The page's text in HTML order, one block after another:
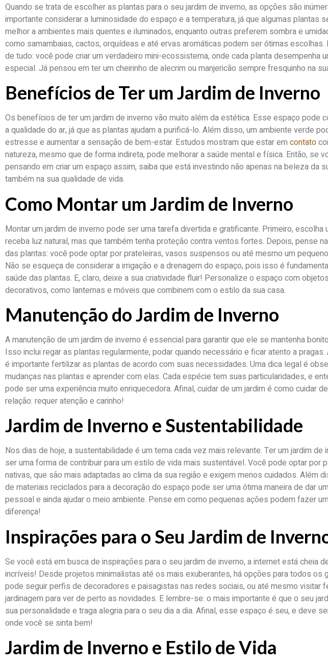
Quando se trata de escolher as plantas para o seu jardim de inverno, as opções são
importante considerar a luminosidade do espaço e a temperatura, já que algumas plantas
melhor a ambientes mais quentes e iluminados, enquanto outras preferem sombra e
como samambaias, cactos, orquídeas e até ervas aromáticas podem ser ótimas escolhas.
de tudo: você pode criar um verdadeiro mini-ecossistema, onde cada planta desempenha
especial. Já pensou em ter um cheirinho de alecrim ou manjericão sempre fresquinho na
Benefícios de Ter um Jardim de Inverno
Os benefícios de ter um jardim de inverno vão muito além da estética. Esse espaço pode
a qualidade do ar, já que as plantas ajudam a purificá-lo. Além disso, um ambiente verde
estresse e aumentar a sensação de bem-estar. Estudos mostram que estar em contato
natureza, mesmo que de forma indireta, pode melhorar a saúde mental e física. Então, se
pensando em criar um espaço assim, saiba que está investindo não apenas na beleza da
também na sua qualidade de vida.
Como Montar um Jardim de Inverno
Montar um jardim de inverno pode ser uma tarefa divertida e gratificante. Primeiro, escolha
receba luz natural, mas que também tenha proteção contra ventos fortes. Depois, pense
das plantas: você pode optar por prateleiras, vasos suspensos ou até mesmo um
Não se esqueça de considerar a irrigação e a drenagem do espaço, pois isso é
saúde das plantas. E, claro, deixe a sua criatividade fluir! Personalize o espaço com objetos
decorativos, como lanternas e móveis que combinem com o estilo da sua casa.
Manutenção do Jardim de Inverno
A manutenção de um jardim de inverno é essencial para garantir que ele se mantenha
Isso inclui regar as plantas regularmente, podar quando necessário e ficar atento a
é importante fertilizar as plantas de acordo com suas necessidades. Uma dica legal é
mudanças nas plantas e aprender com elas. Cada espécie tem suas particularidades, e
pode ser uma experiência muito enriquecedora. Afinal, cuidar de um jardim é como cuidar
relação: requer atenção e carinho!
Jardim de Inverno e Sustentabilidade
Nos dias de hoje, a sustentabilidade é um tema cada vez mais relevante. Ter um jardim de
ser uma forma de contribuir para um estilo de vida mais sustentável. Você pode optar por
nativas, que são mais adaptadas ao clima da sua região e exigem menos cuidados. Além
de materiais reciclados para a decoração do espaço pode ser uma ótima maneira de dar
pessoal e ainda ajudar o meio ambiente. Pense em como pequenas ações podem fazer
diferença!
Inspirações para o Seu Jardim de
Se você está em busca de inspirações para o seu jardim de inverno, a internet está cheia
incríveis! Desde projetos minimalistas até os mais exuberantes, há opções para todos os
pode seguir perfis de decoradores e paisagistas nas redes sociais, ou até mesmo visitar
jardinagem para ver de perto as novidades. E lembre-se: o mais importante é que o seu
sua personalidade e traga alegria para o seu dia a dia. Afinal, esse espaço é seu, e deve
onde você se sinta bem!
Jardim de Inverno e Estilo de Vida